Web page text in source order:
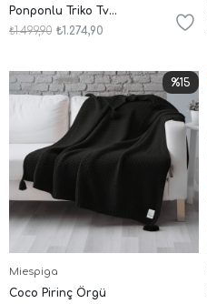
Ponponlu Triko Tv
Battaniyesi Throw Koltuk
₺1.274,90
₺1.499,90
Miespiga
Coco Pirinç Örgü
%15